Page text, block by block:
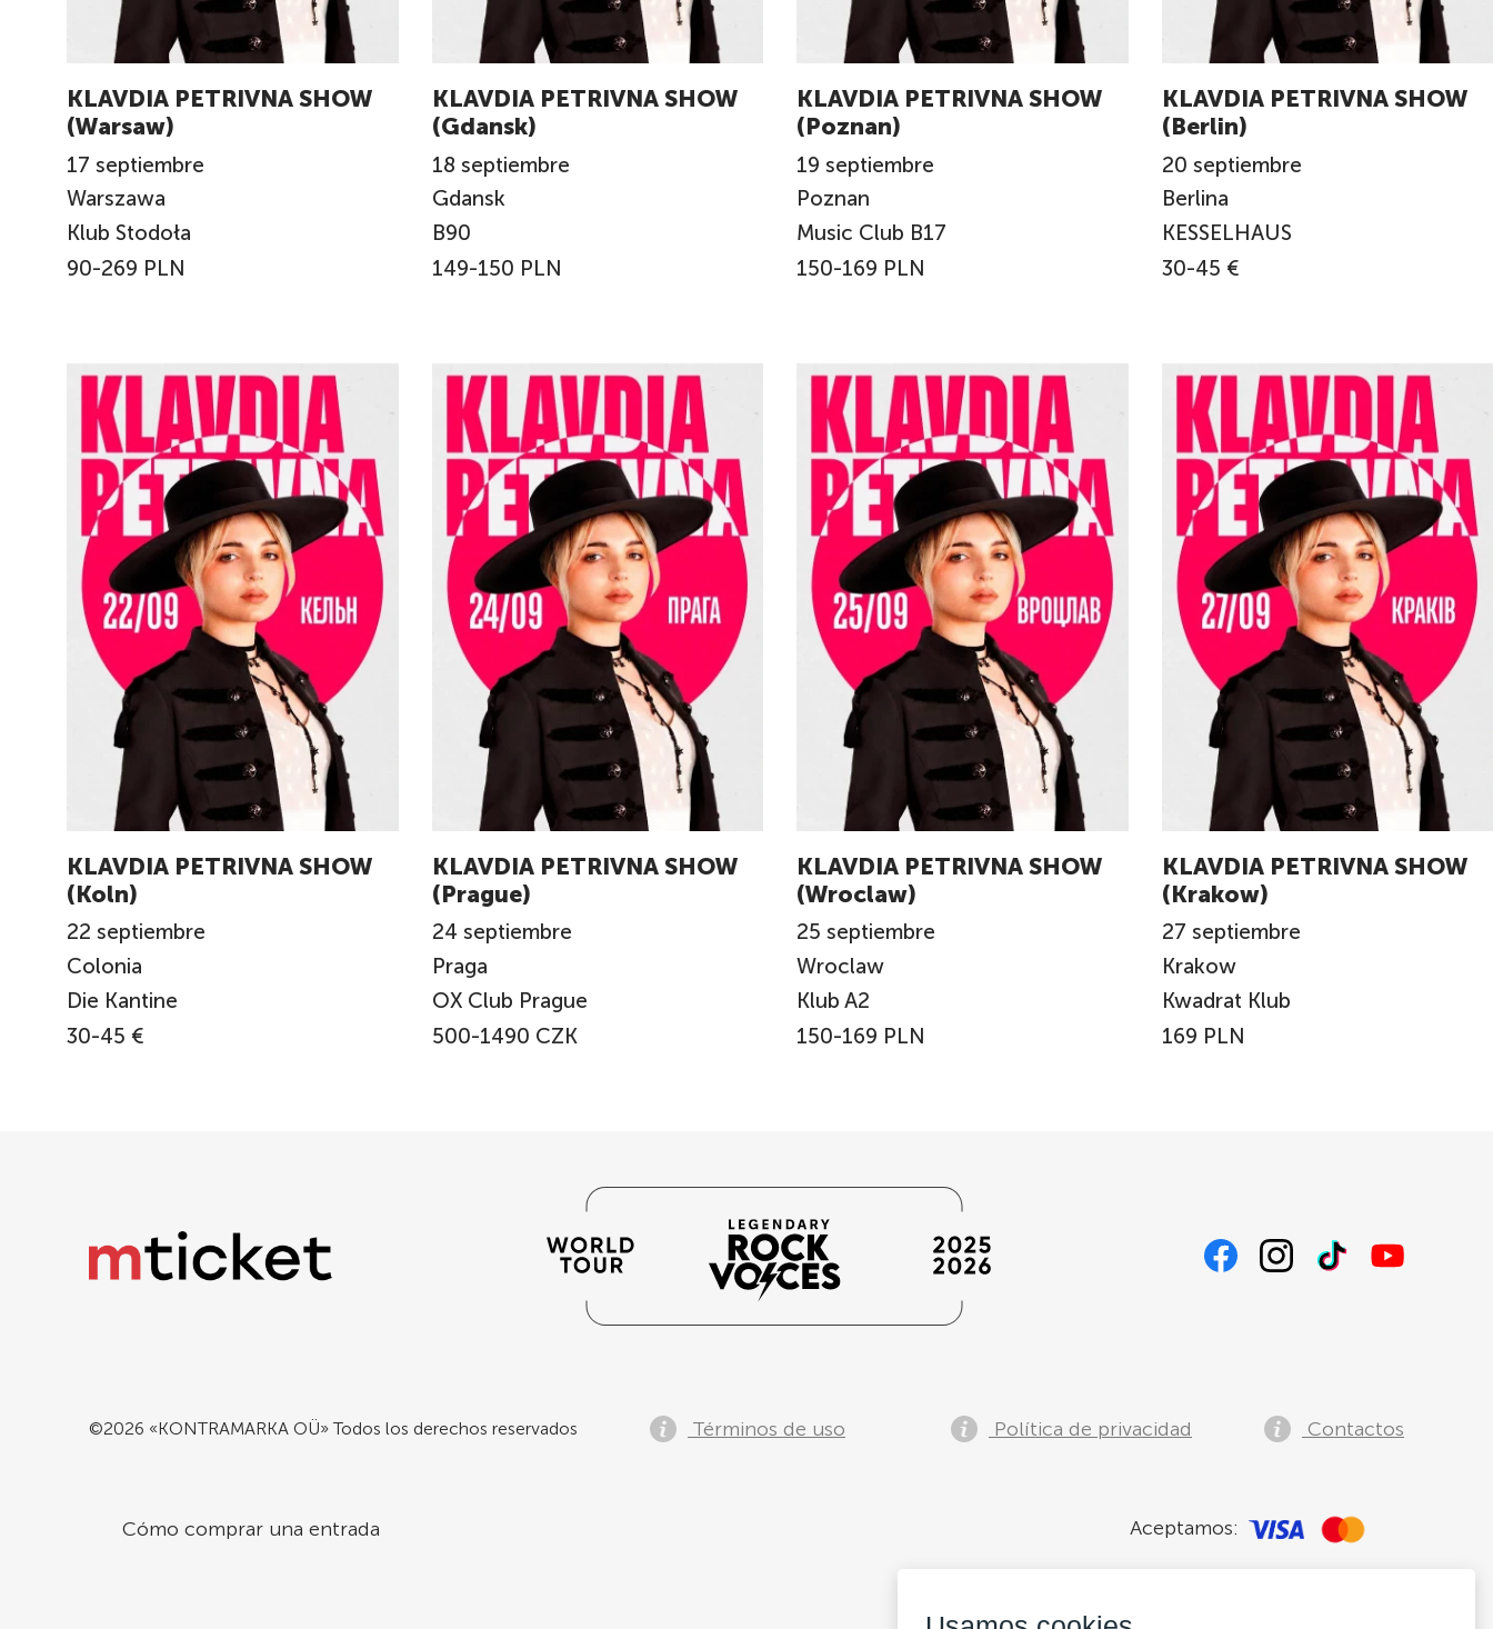
KLAVDIA PETRIVNA SHOW
(Warsaw)
17 septiembre
Warszawa
Klub Stodoła
90-269 PLN
KLAVDIA PETRIVNA SHOW
(Gdansk)
18 septiembre
Gdansk
B90
149-150 PLN
KLAVDIA PETRIVNA SHOW
(Poznan)
19 septiembre
Poznan
Music Club B17
150-169 PLN
KLAVDIA PETRIVNA SHOW
(Berlin)
20 septiembre
Berlina
KESSELHAUS
30-45 €
KLAVDIA PETRIVNA SHOW
(Koln)
22 septiembre
Colonia
Die Kantine
30-45 €
KLAVDIA PETRIVNA SHOW
(Prague)
24 septiembre
Praga
OX Club Prague
500-1490 CZK
KLAVDIA PETRIVNA SHOW
(Wroclaw)
25 septiembre
Wroclaw
Klub A2
150-169 PLN
KLAVDIA PETRIVNA SHOW
(Krakow)
27 septiembre
Krakow
Kwadrat Klub
169 PLN
©2026 «KONTRAMARKA OÜ» Todos los derechos reservados Términos de uso Política de privacidad Contactos
Cómo comprar una entrada Aceptamos: